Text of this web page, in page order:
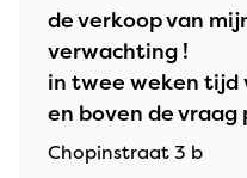
de verkoop van
verwachting !
in twee weken tijd
en boven de vraag
Chopinstraat 3 b